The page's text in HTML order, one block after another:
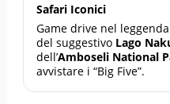
Safari Iconici
Game drive nel
del suggestivo Lago
dell’Amboseli National
avvistare i “Big Five”.